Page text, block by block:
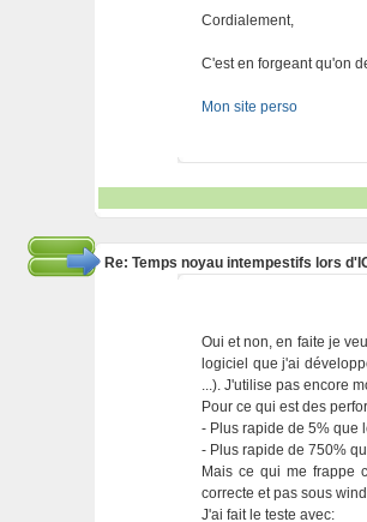
Cordialement,
C'est en forgeant qu'on
Mon site perso
Re: Temps noyau intempestifs lors
Oui et non, en faite je
logiciel que j'ai
...). J'utilise pas encore
Pour ce qui est des
- Plus rapide de 5% que
- Plus rapide de 750%
Mais ce qui me frappe
correcte et pas sous
J'ai fait le teste avec: